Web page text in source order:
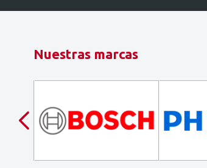
Nuestras marcas